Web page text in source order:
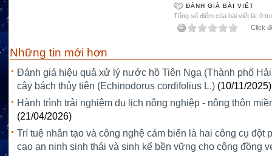
ĐÁNH GIÁ BÀI VIẾT
Tổng số điểm của bài viết là: 0
Click
Những tin mới hơn
Đánh giá hiệu quả xử lý nước hồ Tiên Nga (Thành phố
cây bách thủy tiên (Echinodorus cordifolius L.) (10/11/2025)
Hành trình trải nghiệm du lịch nông nghiệp - nông thôn
(21/04/2026)
Trí tuệ nhân tạo và công nghệ cảm biến là hai công cụ đột
cao an ninh sinh thái và sinh kế bền vững cho cộng đồng